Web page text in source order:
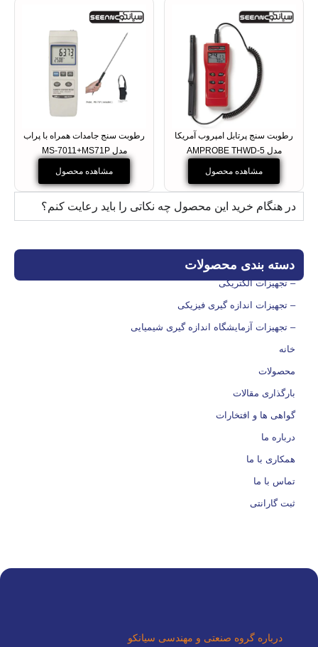
دسته بندی محصولات
– تجهیزات الکتریکی
– تجهیزات اندازه گیری فیزیکی
– تجهیزات آزمایشگاه اندازه گیری شیمیایی
خانه
محصولات
بارگذاری مقالات
گواهی ها و افتخارات
درباره ما
همکاری با ما
تماس با ما
ثبت گارانتی
رطوبت سنج پرتابل امپروب آمریکا
مدل AMPROBE THWD-5
مشاهده محصول
رطوبت سنج جامدات همراه با پراب
مدل MS-7011+MS71P
مشاهده محصول
در هنگام خرید این محصول چه نکاتی را باید رعایت کنم؟
درباره گروه صنعتی و مهندسی سیانکو